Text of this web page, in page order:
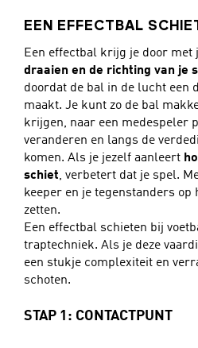
EEN EFFECTBAL
Een effectbal krijg je door met
draaien en de richting van je
doordat de bal in de lucht een
maakt. Je kunt zo de bal
krijgen, naar een medespeler
veranderen en langs de
komen. Als je jezelf aanleert
schiet, verbetert dat je spel.
keeper en je tegenstanders op
zetten.
Een effectbal schieten bij
traptechniek. Als je deze
een stukje complexiteit en
schoten.
STAP 1: CONTACTPUNT